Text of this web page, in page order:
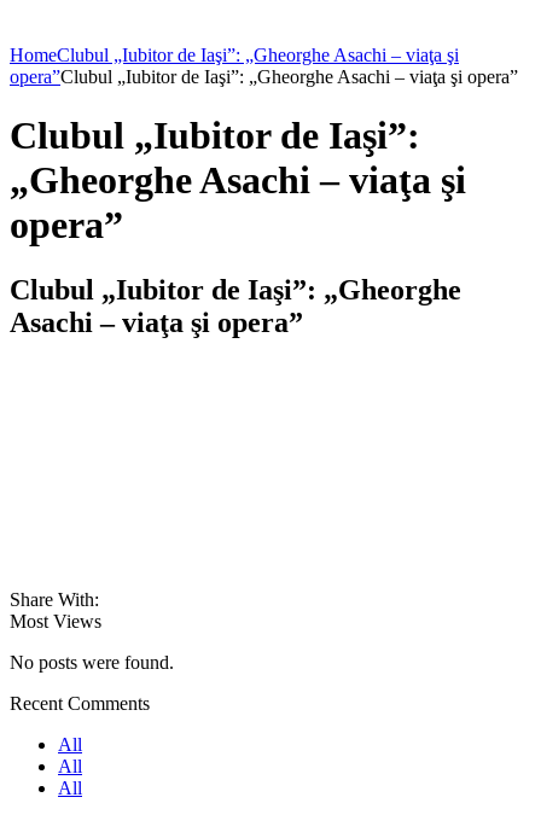
HomeClubul „Iubitor de Iaşi”: „Gheorghe Asachi – viaţa şi
opera”Clubul „Iubitor de Iaşi”: „Gheorghe Asachi – viaţa şi opera”
Clubul „Iubitor de Iaşi”:
„Gheorghe Asachi – viaţa şi
opera”
Clubul „Iubitor de Iaşi”: „Gheorghe
Asachi – viaţa şi opera”
Share With:
Most Views
No posts were found.
Recent Comments
All
All
All